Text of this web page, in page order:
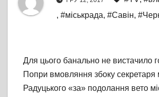
, #міськрада, #Савін,
Для цього банально не вистачило
Попри вмовляння збоку секретаря
Радуцького «за» подолання вето